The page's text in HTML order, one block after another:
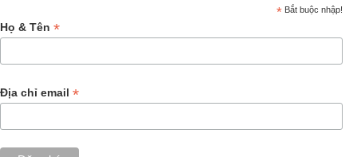
* Bắt buộc nhập!
Họ & Tên *
Địa chỉ email *